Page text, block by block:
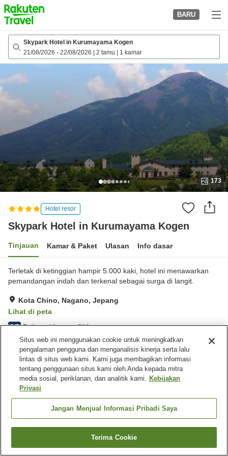
to
top
page
BARU
Skypark Hotel in Kurumayama Kogen
21/08/2026 - 22/08/2026 2 tamu 1 kamar
173
Hotel resor
Skypark Hotel in Kurumayama Kogen
Tinjauan Kamar & Paket Ulasan Info dasar
Terletak di ketinggian hampir 5.000 kaki, hotel ini menawarkan
pemandangan indah dan terkenal sebagai surga di langit.
Kota Chino, Nagano, Jepang
Lihat di peta
3.7 Baik Ulasan:508
Fasilitas properti
Tempat parkir
Sauna
Kolam renang
Restoran
Jepang Nagano
Kota Chino
Skypark Hotel in Kurumayama Kogen
Cari kamar
Situs web ini menggunakan cookie untuk meningkatkan
pengalaman pengguna dan menganalisis kinerja serta lalu
lintas di situs web kami. Kami juga membagikan informasi
tentang penggunaan situs kami oleh Anda kepada mitra
media sosial, periklanan, dan analitik kami. Kebijakan
Privasi
Jangan Menjual Informasi Pribadi Saya
Terima Cookie